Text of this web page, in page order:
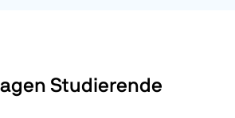
Studierende